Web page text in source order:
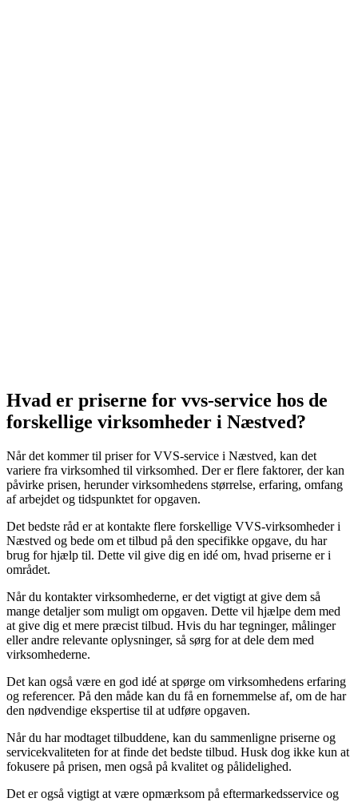
Hvad er priserne for vvs-service hos de
forskellige virksomheder i Næstved?
Når det kommer til priser for VVS-service i Næstved, kan det
variere fra virksomhed til virksomhed. Der er flere faktorer, der kan
påvirke prisen, herunder virksomhedens størrelse, erfaring, omfang
af arbejdet og tidspunktet for opgaven.
Det bedste råd er at kontakte flere forskellige VVS-virksomheder i
Næstved og bede om et tilbud på den specifikke opgave, du har
brug for hjælp til. Dette vil give dig en idé om, hvad priserne er i
området.
Når du kontakter virksomhederne, er det vigtigt at give dem så
mange detaljer som muligt om opgaven. Dette vil hjælpe dem med
at give dig et mere præcist tilbud. Hvis du har tegninger, målinger
eller andre relevante oplysninger, så sørg for at dele dem med
virksomhederne.
Det kan også være en god idé at spørge om virksomhedens erfaring
og referencer. På den måde kan du få en fornemmelse af, om de har
den nødvendige ekspertise til at udføre opgaven.
Når du har modtaget tilbuddene, kan du sammenligne priserne og
servicekvaliteten for at finde det bedste tilbud. Husk dog ikke kun at
fokusere på prisen, men også på kvalitet og pålidelighed.
Det er også vigtigt at være opmærksom på eftermarkedsservice og